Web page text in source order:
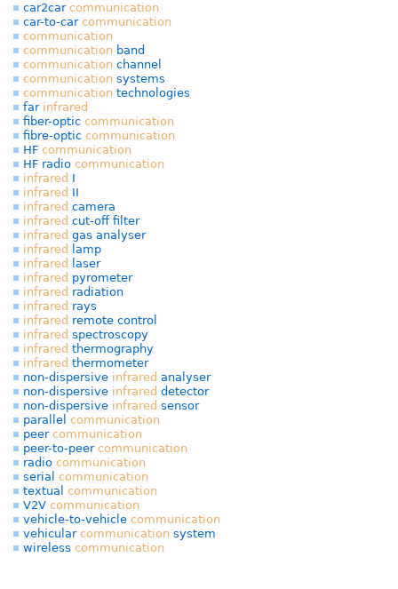
car2car communication
car-to-car communication
communication
communication band
communication channel
communication systems
communication technologies
far infrared
fiber-optic communication
fibre-optic communication
HF communication
HF radio communication
infrared I
infrared II
infrared camera
infrared cut-off filter
infrared gas analyser
infrared
lamp
infrared
laser
infrared pyrometer
infrared radiation
infrared rays
infrared remote control
infrared spectroscopy
infrared thermography
infrared thermometer
non-dispersive infrared analyser
non-dispersive infrared detector
non-dispersive infrared sensor
parallel communication
peer communication
peer-to-peer communication
radio communication
serial communication
textual communication
V2V communication
vehicle-to-vehicle communication
vehicular communication system
wireless communication